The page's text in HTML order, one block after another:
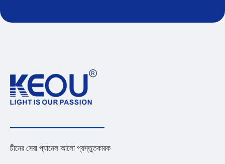
চীনের সেরা প্যানেল আলো প্রস্তুতকারক